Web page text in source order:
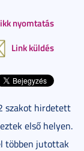
nyomtatás
Link küldés
szakot hirdetett
első helyen.
többen jutottak